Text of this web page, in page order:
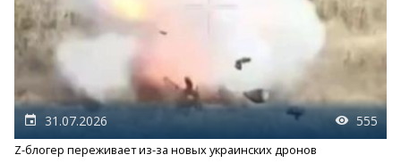
31.07.2026 555
Z-блогер переживает из-за новых украинских дронов